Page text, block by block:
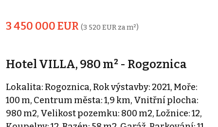
3 450 000 EUR (3 520 EUR za m²)
Hotel VILLA, 980 m² - Rogoznica
Lokalita: Rogoznica, Rok výstavby: 2021, Moře:
100 m, Centrum města: 1,9 km, Vnitřní plocha:
980 m2, Velikost pozemku: 800 m2, Ložnice: 12,